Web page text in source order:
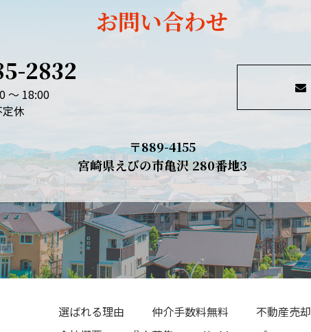
お問い合わせ
2832
～ 18:00
休
〒889-4155
宮崎県えびの市亀沢 280番地3
選ばれる理由 仲介手数料無料 不動産売却